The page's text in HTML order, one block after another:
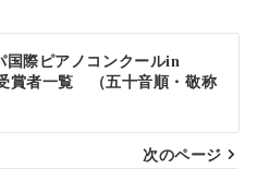
国際ピアノコンクールin
賞者一覧 （五十音順・敬称
次のページ